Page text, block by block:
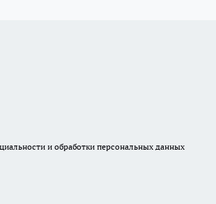
и обработки персональных данных